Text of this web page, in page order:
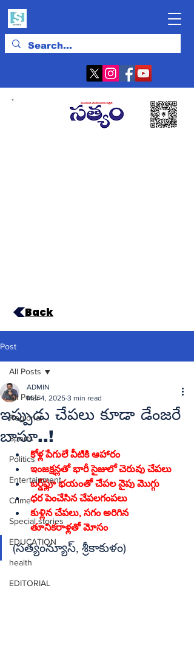
Back
Post
All Posts
Regional
Sports
Politics
Entertainment
Crime
Special stories
EDUCATION
health
EDITORIAL
All Posts
ఇప్పుడు చేపలు కూడా డేంజరే
బాసూ..!
ADMIN
Mar 4, 2025 3 min read
కోళ్ల పేగులే వీటికి ఆహారం
ఇంజక్షన్లతో భారీ సైజులో చెరువు చేపలు
బర్డ్‌ఫ్లూ భయంతో చేపల వైపు మొగ్గు
ధర పెంచేసిన చేపలగంపలు
కుళ్లిన చేపలు, సగం అరిగిన
తూనికరాళ్లతో మోసం
(సత్యంన్యూస్‌, శ్రీకాకుళం)